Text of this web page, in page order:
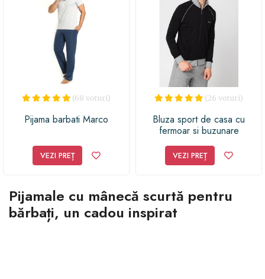
(68 voturi)
Pijama barbati Marco
VEZI PREȚ
(26 voturi)
Bluza sport de casa cu
fermoar si buzunare
VEZI PREȚ
Pijamale cu mânecă scurtă pentru
bărbați, un cadou inspirat